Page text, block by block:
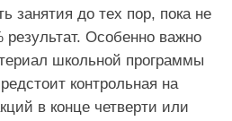
занятия до тех пор, пока не
результат. Особенно важно
школьной программы
контрольная на
в конце четверти или